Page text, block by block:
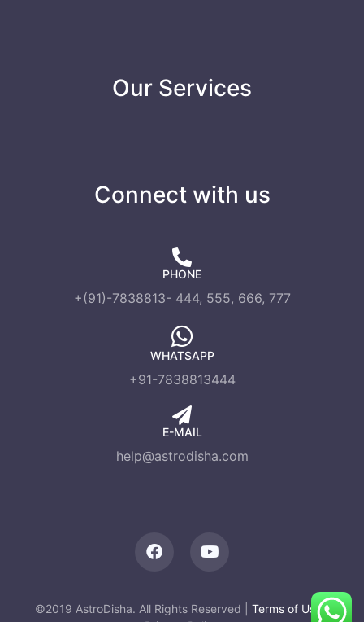
Our Services
Connect with us
PHONE
+(91)-7838813- 444, 555, 666, 777
WHATSAPP
+91-7838813444
E-MAIL
help@astrodisha.com
©2019 AstroDisha. All Rights Reserved | Terms of Use|